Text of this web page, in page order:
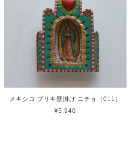
メキシコ ブリキ壁掛け ニチョ（011）
¥5,940